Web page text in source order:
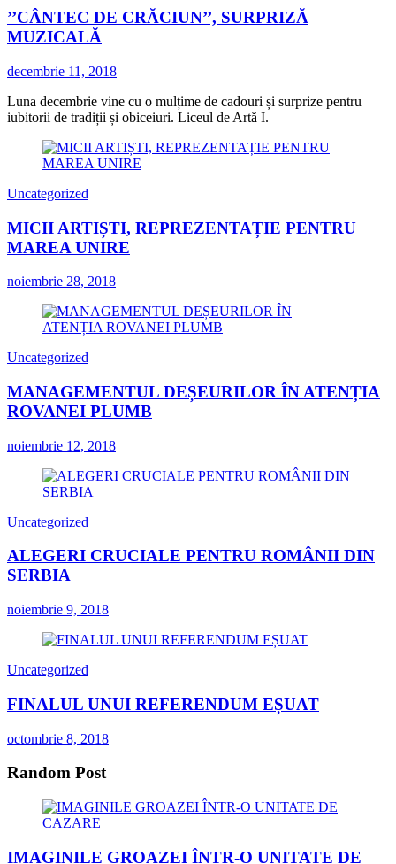
’’CÂNTEC DE CRĂCIUN’’, SURPRIZĂ
MUZICALĂ
decembrie 11, 2018
Luna decembrie vine cu o mulțime de cadouri și surprize pentru
iubitorii de tradiții și obiceiuri. Liceul de Artă I.
Uncategorized
MICII ARTIȘTI, REPREZENTAȚIE PENTRU
MAREA UNIRE
noiembrie 28, 2018
Uncategorized
MANAGEMENTUL DEȘEURILOR ÎN ATENȚIA
ROVANEI PLUMB
noiembrie 12, 2018
Uncategorized
ALEGERI CRUCIALE PENTRU ROMÂNII DIN
SERBIA
noiembrie 9, 2018
Uncategorized
FINALUL UNUI REFERENDUM EȘUAT
octombrie 8, 2018
Random Post
IMAGINILE GROAZEI ÎNTR-O UNITATE DE